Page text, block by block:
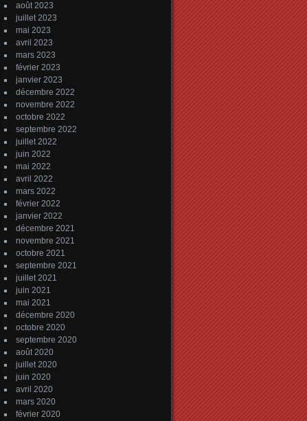
août 2023
juillet 2023
mai 2023
avril 2023
mars 2023
février 2023
janvier 2023
décembre 2022
novembre 2022
octobre 2022
septembre 2022
juillet 2022
juin 2022
mai 2022
avril 2022
mars 2022
février 2022
janvier 2022
décembre 2021
novembre 2021
octobre 2021
septembre 2021
juillet 2021
juin 2021
mai 2021
décembre 2020
octobre 2020
septembre 2020
août 2020
juillet 2020
juin 2020
avril 2020
mars 2020
février 2020